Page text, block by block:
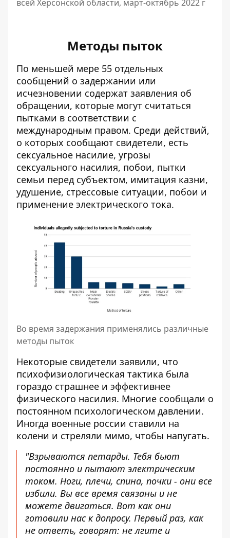
всей Херсонской области, март-октябрь 2022 г
Методы пыток
По меньшей мере 55 отдельных
сообщений о задержании или
исчезновении содержат заявления об
обращении, которые могут считаться
пытками в соответствии с
международным правом. Среди действий,
о которых сообщают свидетели, есть
сексуальное насилие, угрозы
сексуального насилия, побои, пытки
семьи перед субъектом, имитация казни,
удушение, стрессовые ситуации, побои и
применение электрического тока.
Во время задержания применялись различные
методы пыток
Некоторые свидетели заявили, что
психофизиологическая тактика была
гораздо страшнее и эффективнее
физического насилия. Многие сообщали о
постоянном психологическом давлении.
Иногда военные россии ставили на
колени и стреляли мимо, чтобы напугать.
"Взрываются петарды. Тебя бьют
постоянно и пытают электрическим
током. Ноги, плечи, спина, почки - они все
избили. Вы все время связаны и не
можете двигаться. Вот как они
готовили нас к допросу. Первый раз, как
не ответь, говорят: не лгите и